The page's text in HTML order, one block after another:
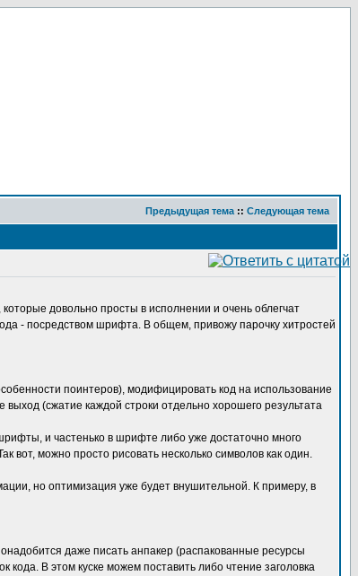
Предыдущая тема :: Следующая тема
довольно просты в исполнении и очень облегчат
- посредством шрифта. В общем, привожу парочку хитростей
поинтеров), модифицировать код на использование
(сжатие каждой строки отдельно хорошего результата
и частенько в шрифте либо уже достаточно много
вот, можно просто рисовать несколько символов как один.
но оптимизация уже будет внушительной. К примеру, в
даже писать анпакер (распакованные ресурсы
кода. В этом куске можем поставить либо чтение заголовка